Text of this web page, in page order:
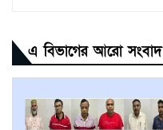
এ বিভাগের আরো সংবাদ